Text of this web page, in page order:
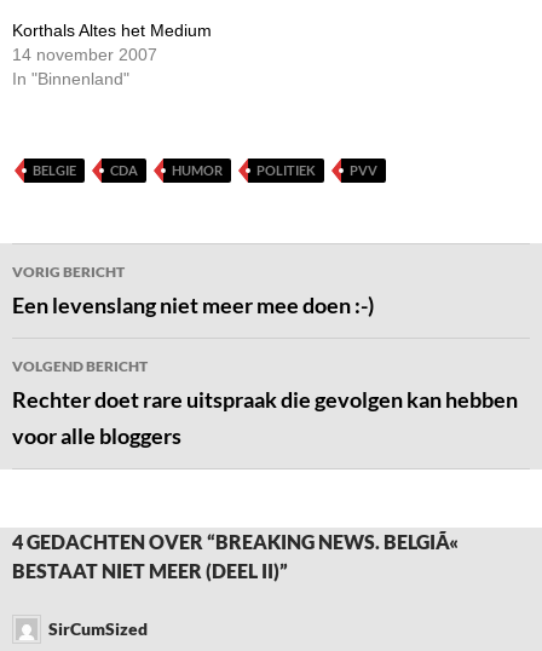
Korthals Altes het Medium
14 november 2007
In "Binnenland"
BELGIE CDA HUMOR POLITIEK PVV
Bericht
navigatie
VORIG BERICHT
Een levenslang niet meer mee doen :-)
VOLGEND BERICHT
Rechter doet rare uitspraak die gevolgen kan hebben
voor alle bloggers
4 GEDACHTEN OVER “BREAKING NEWS. BELGIÃ«
BESTAAT NIET MEER (DEEL II)”
SirCumSized